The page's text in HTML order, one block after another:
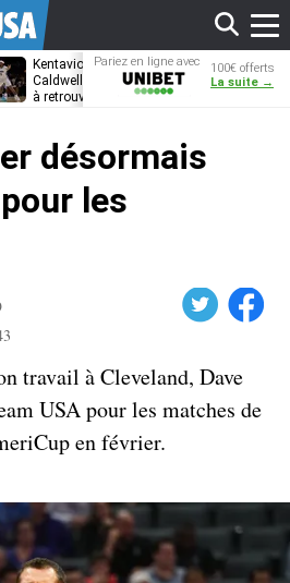
Kentavious
Caldwell-Pope prêt
à retrouver LeBron
Jonathan
Kuminga, le
Pariez en ligne avec
100€ offerts
La suite →
désormais
les
Facebook
travail à Cleveland, Dave
USA pour les matches de
en février.